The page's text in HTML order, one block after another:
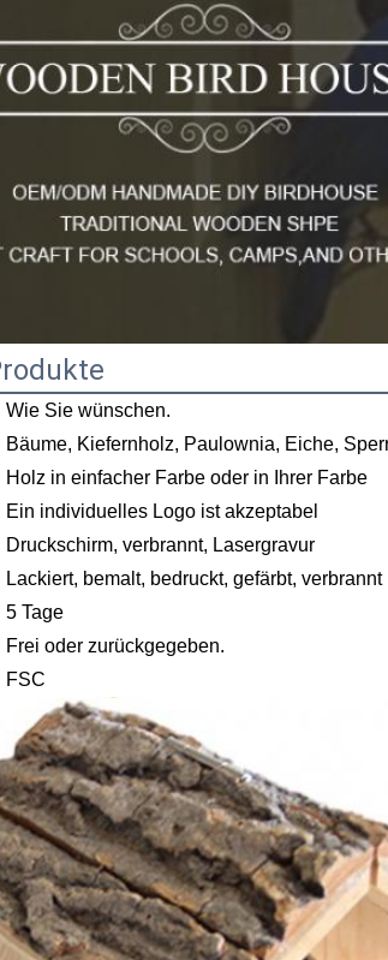
Wie Sie wünschen.
Bäume, Kiefernholz, Paulownia, Eiche,
Holz in einfacher Farbe oder in Ihrer Farbe
Ein individuelles Logo ist akzeptabel
Druckschirm, verbrannt, Lasergravur
Lackiert, bemalt, bedruckt, gefärbt, verbrannt
5 Tage
Frei oder zurückgegeben.
FSC